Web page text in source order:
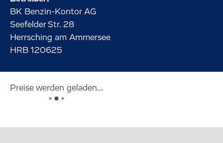
BK Benzin-Kontor AG
Seefelder Str. 28
Herrsching am Ammersee
HRB 120625
Preise werden geladen...